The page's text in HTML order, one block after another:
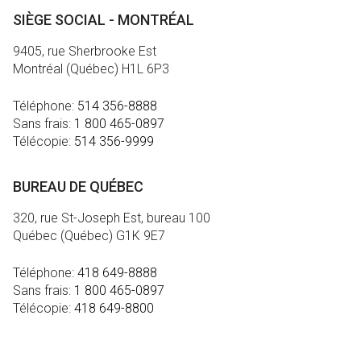
SIÈGE SOCIAL - MONTRÉAL
9405, rue Sherbrooke Est
Montréal (Québec) H1L 6P3
Téléphone: 514 356-8888
Sans frais: 1 800 465-0897
Télécopie: 514 356-9999
BUREAU DE QUÉBEC
320, rue St-Joseph Est, bureau 100
Québec (Québec) G1K 9E7
Téléphone: 418 649-8888
Sans frais: 1 800 465-0897
Télécopie: 418 649-8800